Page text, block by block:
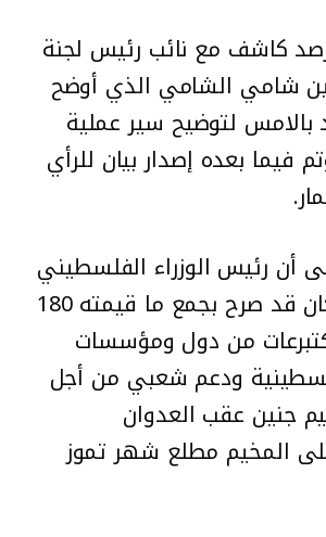
كاشف مع نائب رئيس لجنة
شامي الشامي الذي أوضح
بالامس لتوضيح سير عملية
فيما بعده إصدار بيان للرأي
أن رئيس الوزراء الفلسطيني
محمد اشتية كان قد صرح بجمع ما قيمته 180
من دول ومؤسسات
ودعم شعبي من أجل
جنين عقب العدوان
المخيم مطلع شهر تموز